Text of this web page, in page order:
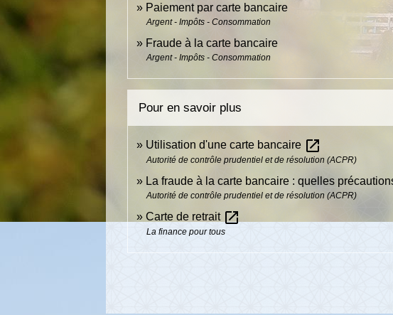
Paiement par carte bancaire
Argent - Impôts - Consommation
Fraude à la carte bancaire
Argent - Impôts - Consommation
Pour en savoir plus
Utilisation d'une carte bancaire open_in_new
Autorité de contrôle prudentiel et de résolution (ACPR)
La fraude à la carte bancaire : quelles
Autorité de contrôle prudentiel et de résolution (ACPR)
Carte de retrait open_in_new
La finance pour tous